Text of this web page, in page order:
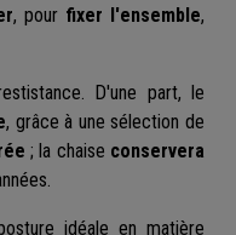
, pour fixer l'ensemble,
D'une part, le
, grâce à une sélection de
; la chaise conservera
idéale en matière